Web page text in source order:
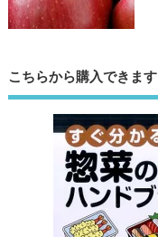
こちらから購入できます